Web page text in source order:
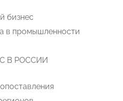
бизнес
в промышленности
В РОССИИ